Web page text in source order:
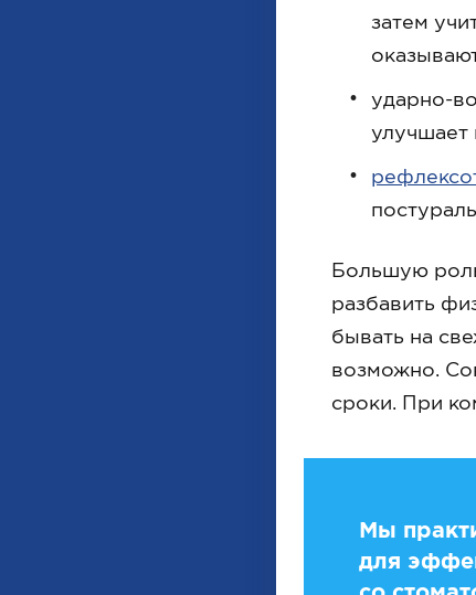
затем
ударно-
улучшает
Большую
разбавить
бывать на
возможно.
сроки. При
Мы
для